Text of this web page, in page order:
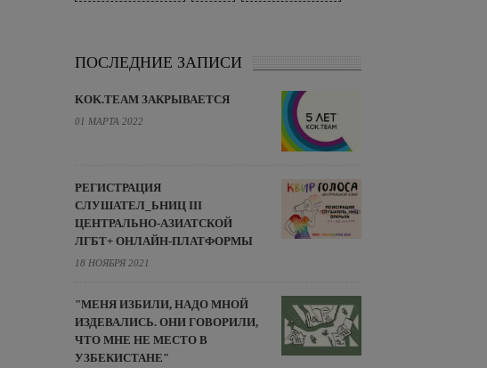
ПОСЛЕДНИЕ ЗАПИСИ
KOK.TEAM ЗАКРЫВАЕТСЯ
01 МАРТА 2022
РЕГИСТРАЦИЯ
СЛУШАТЕЛ_ЬНИЦ III
ЦЕНТРАЛЬНО-АЗИАТСКОЙ
ЛГБТ+ ОНЛАЙН-ПЛАТФОРМЫ
18 НОЯБРЯ 2021
"МЕНЯ ИЗБИЛИ, НАДО МНОЙ
ИЗДЕВАЛИСЬ. ОНИ ГОВОРИЛИ,
ЧТО МНЕ НЕ МЕСТО В
УЗБЕКИСТАНЕ"